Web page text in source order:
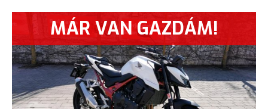
MÁR VAN GAZDÁM!